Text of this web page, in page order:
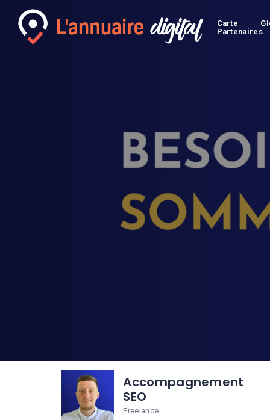
Carte
Partenaires
Accompagnement
SEO
Freelance